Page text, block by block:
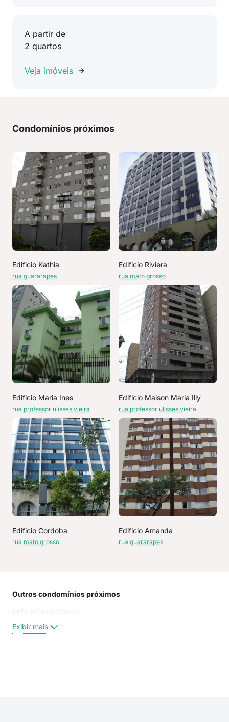
A partir de
2 quartos
Veja imóveis
Condomínios próximos
Edificio Kathia
rua guararapes
Edificio Riviera
rua mato grosso
Edificio Maria Ines
rua professor ulisses vieira
Edificio Maison Maria Illy
rua professor ulisses vieira
Edificio Cordoba
rua mato grosso
Edificio Amanda
rua guararapes
Outros condomínios próximos
Edificio Cidade Cancao
Exibir mais